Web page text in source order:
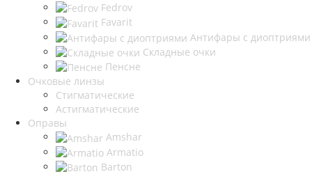
Fedrov
Favarit
Антифары с диоптриями
Складные очки
Пенсне
Очковые линзы
Стигматические
Астигматические
Оправы
Amshar
Armatio
Barton